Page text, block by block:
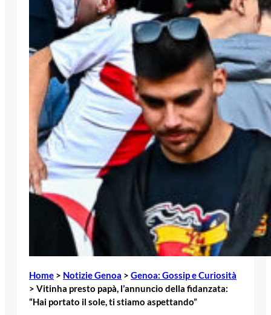
Home > Notizie Genoa > Genoa: Gossip e Curiosità
> Vitinha presto papà, l’annuncio della fidanzata:
“Hai portato il sole, ti stiamo aspettando”